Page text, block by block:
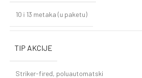
10 i 13 metaka (u paketu)
TIP AKCIJE
Striker-fired, poluautomatski